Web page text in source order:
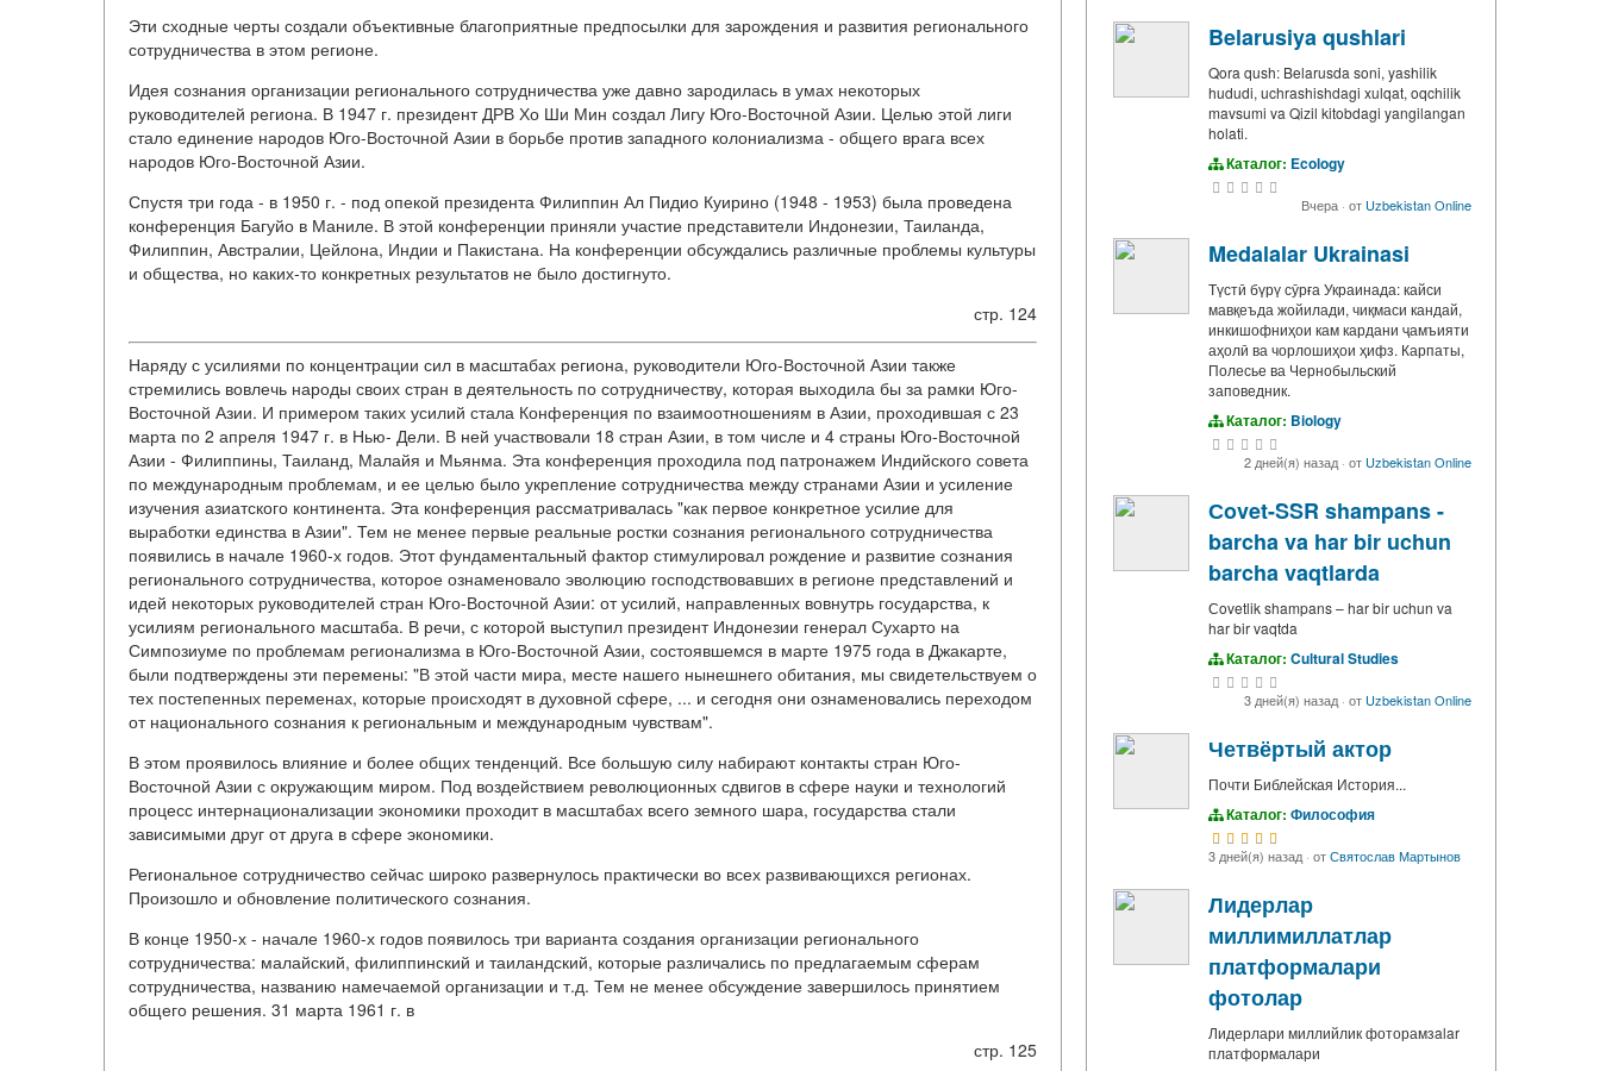
Эти сходные черты создали объективные благоприятные предпосылки для зарождения и развития регионального
сотрудничества в этом регионе.
Идея сознания организации регионального сотрудничества уже давно зародилась в умах некоторых
руководителей региона. В 1947 г. президент ДРВ Хо Ши Мин создал Лигу Юго-Восточной Азии. Целью этой лиги
стало единение народов Юго-Восточной Азии в борьбе против западного колониализма - общего врага всех
народов Юго-Восточной Азии.
Спустя три года - в 1950 г. - под опекой президента Филиппин Ал Пидио Куирино (1948 - 1953) была проведена
конференция Багуйо в Маниле. В этой конференции приняли участие представители Индонезии, Таиланда,
Филиппин, Австралии, Цейлона, Индии и Пакистана. На конференции обсуждались различные проблемы культуры
и общества, но каких-то конкретных результатов не было достигнуто.
стр. 124
Наряду с усилиями по концентрации сил в масштабах региона, руководители Юго-Восточной Азии также
стремились вовлечь народы своих стран в деятельность по сотрудничеству, которая выходила бы за рамки Юго-
Восточной Азии. И примером таких усилий стала Конференция по взаимоотношениям в Азии, проходившая с 23
марта по 2 апреля 1947 г. в Нью- Дели. В ней участвовали 18 стран Азии, в том числе и 4 страны Юго-Восточной
Азии - Филиппины, Таиланд, Малайя и Мьянма. Эта конференция проходила под патронажем Индийского совета
по международным проблемам, и ее целью было укрепление сотрудничества между странами Азии и усиление
изучения азиатского континента. Эта конференция рассматривалась "как первое конкретное усилие для
выработки единства в Азии". Тем не менее первые реальные ростки сознания регионального сотрудничества
появились в начале 1960-х годов. Этот фундаментальный фактор стимулировал рождение и развитие сознания
регионального сотрудничества, которое ознаменовало эволюцию господствовавших в регионе представлений и
идей некоторых руководителей стран Юго-Восточной Азии: от усилий, направленных вовнутрь государства, к
усилиям регионального масштаба. В речи, с которой выступил президент Индонезии генерал Сухарто на
Симпозиуме по проблемам регионализма в Юго-Восточной Азии, состоявшемся в марте 1975 года в Джакарте,
были подтверждены эти перемены: "В этой части мира, месте нашего нынешнего обитания, мы свидетельствуем о
тех постепенных переменах, которые происходят в духовной сфере, ... и сегодня они ознаменовались переходом
от национального сознания к региональным и международным чувствам".
В этом проявилось влияние и более общих тенденций. Все большую силу набирают контакты стран Юго-
Восточной Азии с окружающим миром. Под воздействием революционных сдвигов в сфере науки и технологий
процесс интернационализации экономики проходит в масштабах всего земного шара, государства стали
зависимыми друг от друга в сфере экономики.
Региональное сотрудничество сейчас широко развернулось практически во всех развивающихся регионах.
Произошло и обновление политического сознания.
В конце 1950-х - начале 1960-х годов появилось три варианта создания организации регионального
сотрудничества: малайский, филиппинский и таиландский, которые различались по предлагаемым сферам
сотрудничества, названию намечаемой организации и т.д. Тем не менее обсуждение завершилось принятием
общего решения. 31 марта 1961 г. в
стр. 125
Belarusiya qushlari
Qora qush: Belarusda soni, yashilik
hududi, uchrashishdagi xulqat, oqchilik
mavsumi va Qizil kitobdagi yangilangan
holati.
Каталог: Ecology
Вчера · от Uzbekistan Online
Medalalar Ukrainasi
Түстӣ бүрү сӯрға Украинада: кайси
мавқеъда жойилади, чиқмаси кандай,
инкишофниҳои кам кардани ҷамъияти
аҳолӣ ва чорлошиҳои ҳифз. Карпаты,
Полесье ва Чернобыльский
заповедник.
Каталог: Biology
2 дней(я) назад· от Uzbekistan Online
Сovet-SSR shampans -
barcha va har bir uchun
barcha vaqtlarda
Сovetlik shampans – har bir uchun va
har bir vaqtda
Каталог: Cultural Studies
3 дней(я) назад· от Uzbekistan Online
Четвёртый актор
Почти Библейская История...
Каталог: Философия
3 дней(я) назад· отСвятослав Мартынов
Лидерлар
миллимиллатлар
платформалари
фотолар
Лидерлари миллийлик фоторамзalar
платформалари